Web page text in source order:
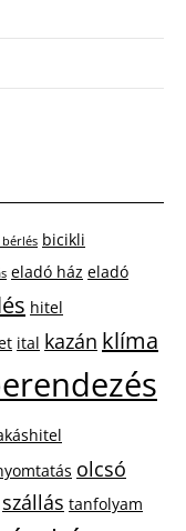
bicikli
eladó ház eladó
hitel
ital kazán klíma
olcsó
szállás tanfolyam